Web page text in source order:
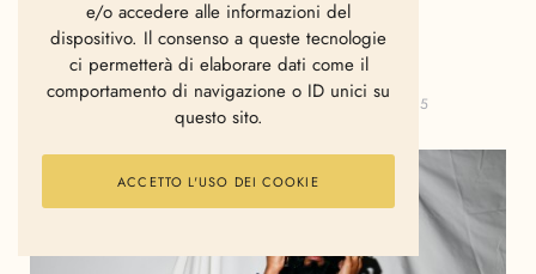
SUNNEI SS 2016
GIANVITO FANELLI GIUGNO 25, 2015
e/o accedere alle informazioni del
dispositivo. Il consenso a queste tecnologie
ci permetterà di elaborare dati come il
comportamento di navigazione o ID unici su
questo sito.
ACCETTO L'USO DEI COOKIE